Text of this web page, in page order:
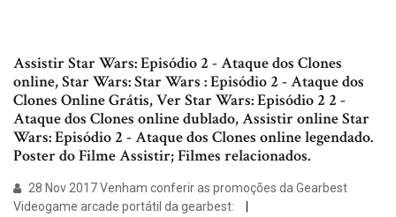
Assistir Star Wars: Episódio 2 - Ataque dos Clones
online, Star Wars: Star Wars : Episódio 2 - Ataque dos
Clones Online Grátis, Ver Star Wars: Episódio 2 2 -
Ataque dos Clones online dublado, Assistir online Star
Wars: Episódio 2 - Ataque dos Clones online legendado.
Poster do Filme Assistir; Filmes relacionados.
28 Nov 2017 Venham conferir as promoções da Gearbest
Videogame arcade portátil da gearbest: